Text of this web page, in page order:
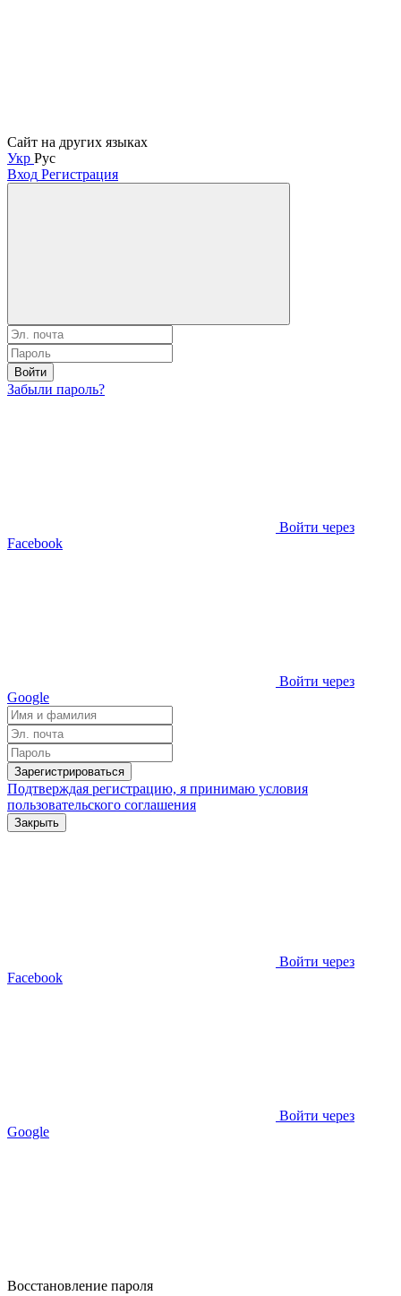
Сайт на других языках
Укр Рус
Вход Регистрация
Войти
Забыли пароль?
Войти через
Facebook
Войти через
Google
Зарегистрироваться
Подтверждая регистрацию, я принимаю условия
пользовательского соглашения
Закрыть
Войти через
Facebook
Войти через
Google
Восстановление пароля